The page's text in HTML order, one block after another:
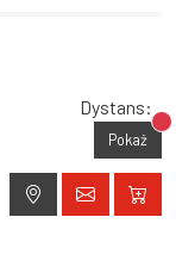
Dystans:
Pokaż